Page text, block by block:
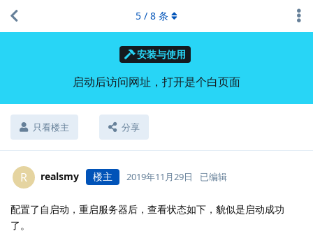
安装与使用
启动后访问网址，打开是个白页面
只看楼主 分享
5 / 8 条
R realsmy 楼主 2019年11月29日 已编辑
配置了自启动，重启服务器后，查看状态如下，貌似是启动成功
了。